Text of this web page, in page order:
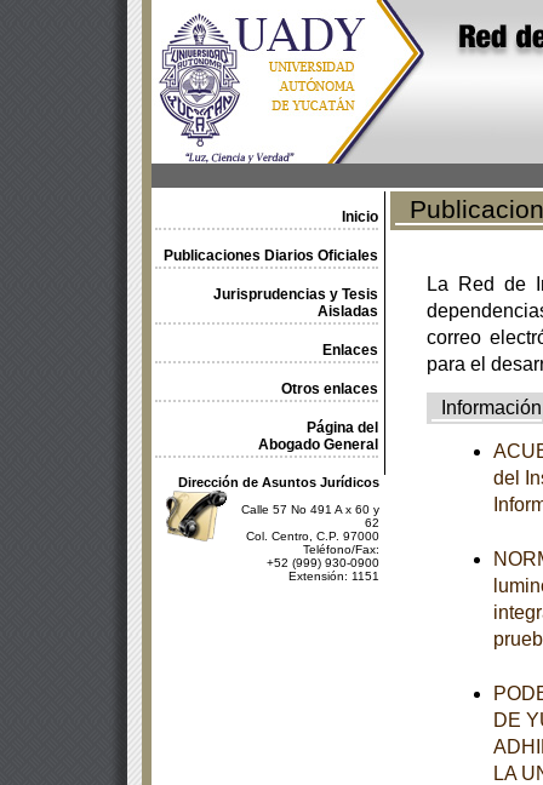
Inicio
Publicaciones Diarios Oficiales
Jurisprudencias y Tesis
Aisladas
Enlaces
Otros enlaces
Página del
Abogado General
Dirección de Asuntos Jurídicos
Calle 57 No 491 A x 60 y
62
Col. Centro, C.P. 97000
Teléfono/Fax:
+52 (999) 930-0900
Extensión: 1151
La Red de
correo
para el
Información
del
DE
LA